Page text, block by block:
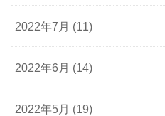
2022年7月 (11)
2022年6月 (14)
2022年5月 (19)